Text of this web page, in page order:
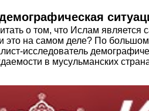
о том, что Ислам
это на самом деле? По
исследователь
в мусульманских